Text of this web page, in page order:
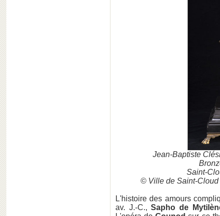
Jean-Baptiste
Saint-
© Ville de Saint-
L'histoire des amours
av. J.-C.,Sapho de